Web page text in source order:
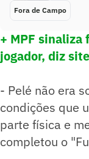
Fora de Campo
+ MPF sinaliza
jogador, diz site
- Pelé não era
condições que
parte física e
completou o